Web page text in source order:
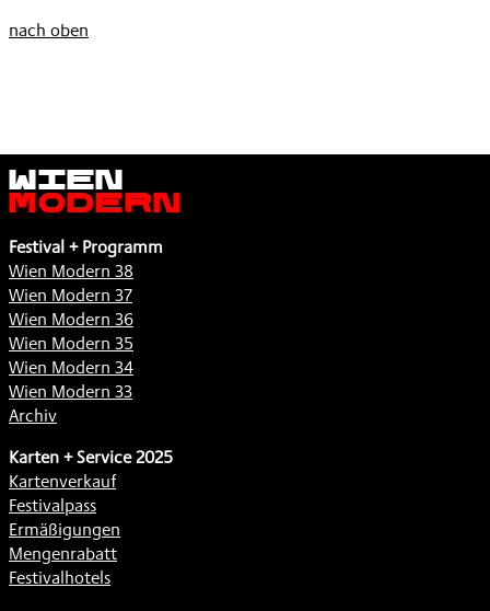
nach oben
Wien
Modern
Festival + Programm
Wien Modern 38
Wien Modern 37
Wien Modern 36
Wien Modern 35
Wien Modern 34
Wien Modern 33
Archiv
Karten + Service 2025
Kartenverkauf
Festivalpass
Ermäßigungen
Mengenrabatt
Festivalhotels